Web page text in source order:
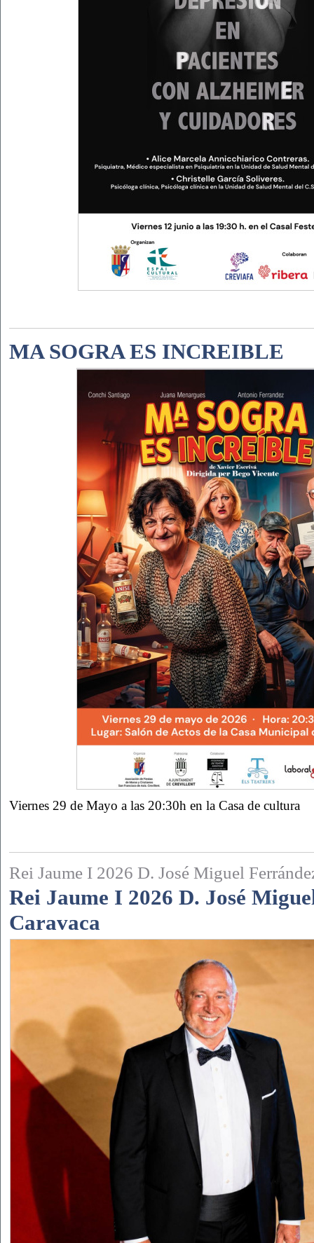
MA SOGRA ES INCREIBLE
Viernes 29 de Mayo a las 20:30h en la Casa de cultura
Rei Jaume I 2026 D. José Miguel
Rei Jaume I 2026 D. José
Caravaca